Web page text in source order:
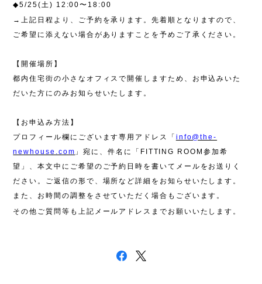
◆5/25(土) 12:00〜 18:00
→上記日程より、ご予約を承ります。先着順となりますので、
ご希望に添えない場合がありますことを予めご了承ください。
【開催場所】
都内住宅街の小さなオフィスで開催しますため、お申込みいた
だいた方にのみお知らせいたします。
【お申込み方法】
プロフィール欄にございます専用アドレス「 info@the-
newhouse.com 」宛に、件名に「 FITTING ROOM 参加希
望」、本文中にご希望のご予約日時を書いてメールをお送りく
ださい。ご返信の形で、場所など詳細をお知らせいたします。
また、お時間の調整をさせていただく場合もございます。
その他ご質問等も上記メールアドレスまでお願いいたします。